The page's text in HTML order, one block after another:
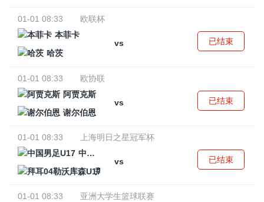
01-01 08:33
欧联杯
本菲卡
vs
哈茨
已结束
01-01 08:33
欧协联
阿贾克斯
vs
谢尔伯恩
已结束
01-01 08:33
上海明日之星冠军杯
中国男足U17
vs
拜耳04勒沃库森U17
已结束
01-01 08:33
亚洲大学生篮球联赛